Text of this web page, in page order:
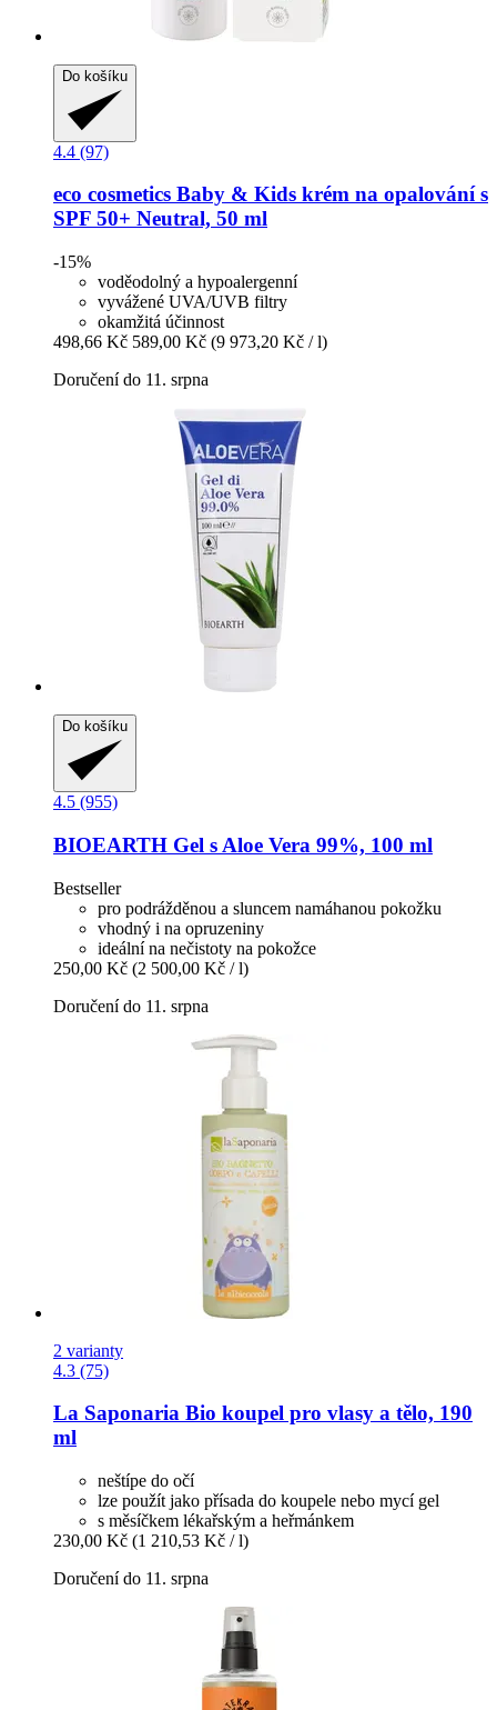
Do košíku
4.4 (97)
eco cosmetics Baby & Kids krém na opalování s
SPF 50+ Neutral, 50 ml
-15%
voděodolný a hypoalergenní
vyvážené UVA/UVB filtry
okamžitá účinnost
498,66 Kč 589,00 Kč (9 973,20 Kč / l)
Doručení do 11. srpna
Do košíku
4.5 (955)
BIOEARTH Gel s Aloe Vera 99%, 100 ml
Bestseller
pro podrážděnou a sluncem namáhanou pokožku
vhodný i na opruzeniny
ideální na nečistoty na pokožce
250,00 Kč (2 500,00 Kč / l)
Doručení do 11. srpna
2 varianty
4.3 (75)
La Saponaria Bio koupel pro vlasy a tělo, 190
ml
neštípe do očí
lze použít jako přísada do koupele nebo mycí gel
s měsíčkem lékařským a heřmánkem
230,00 Kč (1 210,53 Kč / l)
Doručení do 11. srpna